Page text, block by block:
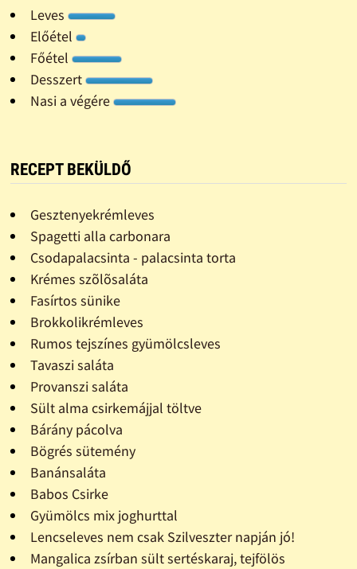
Leves
Előétel
Főétel
Desszert
Nasi a végére
RECEPT BEKÜLDŐ
Gesztenyekrémleves
Spagetti alla carbonara
Csodapalacsinta - palacsinta torta
Krémes szõlõsaláta
Fasírtos sünike
Brokkolikrémleves
Rumos tejszínes gyümölcsleves
Tavaszi saláta
Provanszi saláta
Sült alma csirkemájjal töltve
Bárány pácolva
Bögrés sütemény
Banánsaláta
Babos Csirke
Gyümölcs mix joghurttal
Lencseleves nem csak Szilveszter napján jó!
Mangalica zsírban sült sertéskaraj, tejfölös